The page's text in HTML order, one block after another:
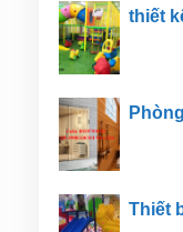
thiết
Thiết